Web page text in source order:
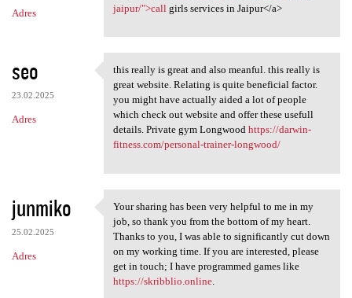
Adres
jaipur/">call girls services in Jaipur</a>
seo
23.02.2025
Adres
this really is great and also
this really is great and also meanful. this really is
great website. Relating is quite beneficial factor.
you might have actually aided a lot of people
which check out website and offer these usefull
details. Private gym Longwood https://darwin-
fitness.com/personal-trainer-longwood/
junmiko
25.02.2025
Adres
Your sharing has been very
Your sharing has been very helpful to me in my
job, so thank you from the bottom of my heart.
Thanks to you, I was able to significantly cut down
on my working time. If you are interested, please
get in touch; I have programmed games like
https://skribblio.online.